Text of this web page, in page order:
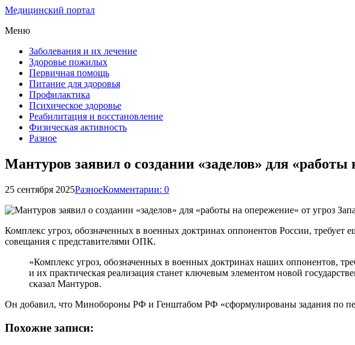
Медицинский портал
Меню
Заболевания и их лечение
Здоровье пожилых
Первичная помощь
Питание для здоровья
Профилактика
Психическое здоровье
Реабилитация и восстановление
Физическая активность
Разное
Мантуров заявил о создании «заделов» для «работы
25 сентября 2025РазноеКомментарии: 0
Комплекс угроз, обозначенных в военных доктринах оппонентов России,
совещания с представителями ОПК.
«Комплекс угроз, обозначенных в военных доктринах наших оппонентов,
и их практическая реализация станет ключевым элементом новой
сказал Мантуров.
Он добавил, что Минобороны РФ и Генштабом РФ «сформулированы задания по
Похожие записи: